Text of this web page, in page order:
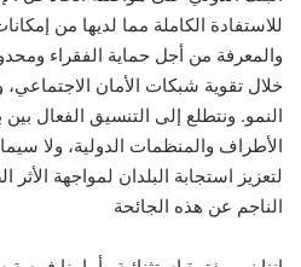
للاستفادة الكاملة مما لديها من
والمعرفة من أجل حماية الفقراء
خلال تقوية شبكات الأمان الاجتماعي،
النمو. ونتطلع إلى التنسيق الفعال بين
الأطراف والمنظمات الدولية، ولا
لتعزيز استجابة البلدان لمواجهة
الناجم عن هذه الجائحة